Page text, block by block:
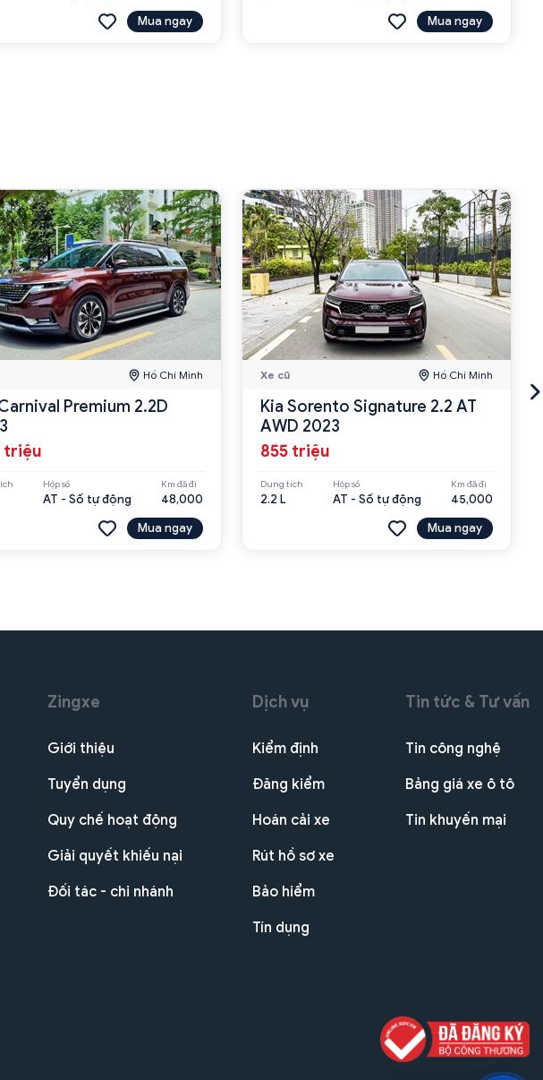
Mua ngay
Mua ngay
Hồ Chí Minh
Premium 2.2D
triệu
Hộp số
AT - Số tự động
Km đã đi
48,000
Mua ngay
Xe cũ Hồ Chí Minh
Kia Sorento Signature 2.2 AT
AWD 2023
855 triệu
Dung tích
2.2 L
Hộp số
AT - Số tự động
Km đã đi
45,000
Mua ngay
Zingxe
Giới thiệu
Tuyển dụng
Quy chế hoạt động
Giải quyết khiếu nại
Đối tác - chi nhánh
Dịch vụ
Kiểm định
Đăng kiểm
Hoán cải xe
Rút hồ sơ xe
Bảo hiểm
Tín dụng
Tin tức & Tư vấn
Tin công nghệ
Bảng giá xe ô tô
Tin khuyến mại